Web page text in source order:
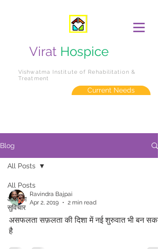
Virat Hospice
Vishwatma Institute of Rehabilitation &
Treatment
Current Needs
Blog
All Posts
आज का
सुविचार
All Posts
Ravindra Bajpai
Apr 2, 2019
2 min read
असफलता सफ़लता की दिशा में नई शुरुवात भी बन
है